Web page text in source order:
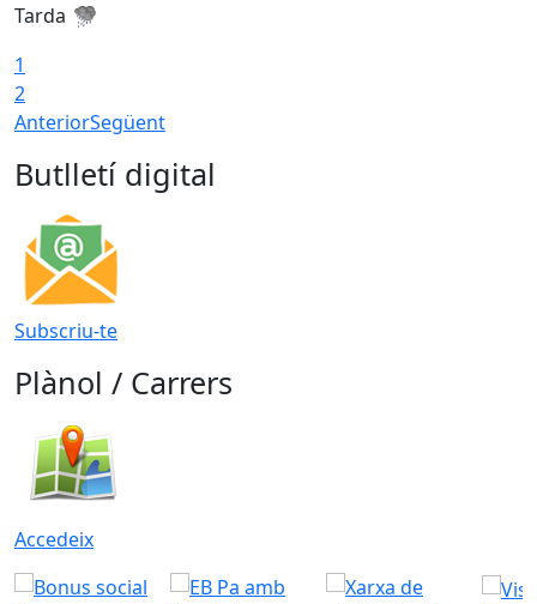
Tarda
1
2
AnteriorSegüent
Butlletí digital
Subscriu-te
Plànol / Carrers
Accedeix